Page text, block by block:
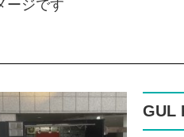
ージです
GUL